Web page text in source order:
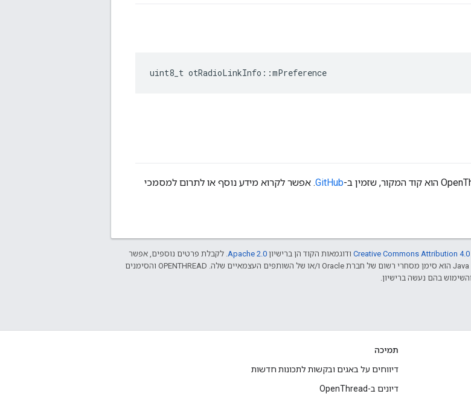
uint8_t otRadioLinkInfo ::mPreference
GitHub. אפשר לקרוא מידע נוסף או לתרום למסמכי
Creative Commons Attribution 4.0‏ ודוגמאות הקוד הן ברישיון Apache 2.0‏. לקבלת פרטים נוספים, אפשר
.‏ Java הוא סימן מסחרי רשום של חברת Oracle ו/או של השותפים העצמאיים שלה. ‫OPENTHREAD והסימנים
תמיכה
דיווחים על באגים ובקשות לתכונות חדשות
דיונים ב-OpenThread